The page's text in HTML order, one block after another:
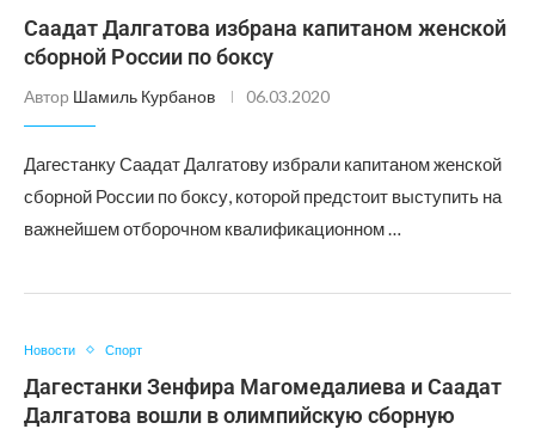
Саадат Далгатова избрана капитаном женской
сборной России по боксу
Автор Шамиль Курбанов 06.03.2020
Дагестанку Саадат Далгатову избрали капитаном женской
сборной России по боксу, которой предстоит выступить на
важнейшем отборочном квалификационном …
Новости Спорт
Дагестанки Зенфира Магомедалиева и Саадат
Далгатова вошли в олимпийскую сборную